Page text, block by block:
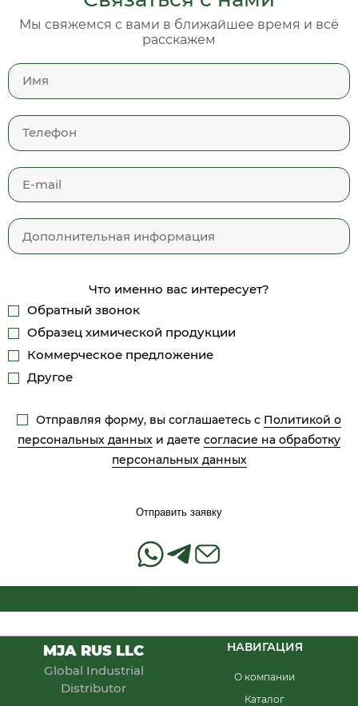
Мы свяжемся с вами в ближайшее время и всё
расскажем
Что именно вас интересует?
Обратный звонок
Образец химической продукции
Коммерческое предложение
Другое
Отправляя форму, вы соглашаетесь с Политикой о
персональных данных и даете согласие на обработку
персональных данных
Отправить заявку
MJA RUS LLC
Global Industrial
Distributor
НАВИГАЦИЯ
О компании
Каталог